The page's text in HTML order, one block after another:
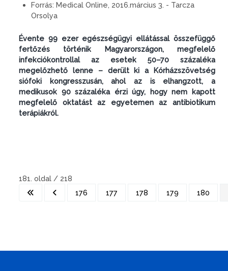
Forrás: Medical Online, 2016.március 3. - Tarcza
Orsolya
Évente 99 ezer egészségügyi ellátással összefüggő
fertőzés történik Magyarországon, megfelelő
infekciókontrollal az esetek 50–70 százaléka
megelőzhető lenne – derült ki a Kórházszövetség
siófoki kongresszusán, ahol az is elhangzott, a
medikusok 90 százaléka érzi úgy, hogy nem kapott
megfelelő oktatást az egyetemen az antibiotikum
terápiákról.
181. oldal / 218
176
177 178 179 180